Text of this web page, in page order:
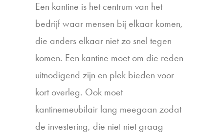
Een kantine is het centrum van het
bedrijf waar mensen bij elkaar komen,
die anders elkaar niet zo snel tegen
komen. Een kantine moet om die reden
uitnodigend zijn en plek bieden voor
kort overleg. Ook moet
kantinemeubilair lang meegaan zodat
de investering, die niet niet graag